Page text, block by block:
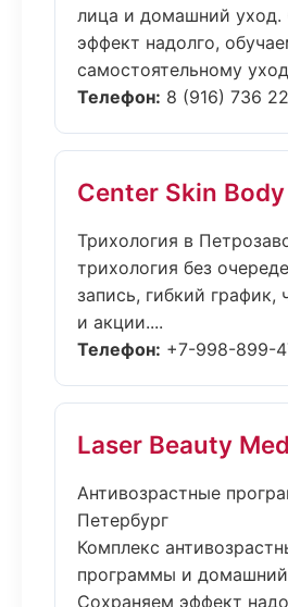
лица и домашний уход.
эффект надолго,
самостоятельному
Телефон: 8 (916) 736
Center Skin Body
Трихология в
трихология без
запись, гибкий график,
и акции....
Телефон: +7-998-899-
Laser Beauty Med
Антивозрастные
Петербург
Комплекс
программы и
Сохраняем эффект